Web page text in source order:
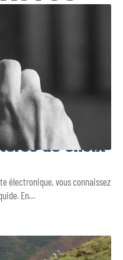
de choix
électronique, vous connaissez
En…